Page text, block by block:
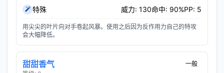
特殊 威力: 130命中: 90%PP: 5
用尖尖的叶片向对手卷起风暴。使用之后因为反作用力自己的特攻
会大幅降低。
甜甜香气 一般